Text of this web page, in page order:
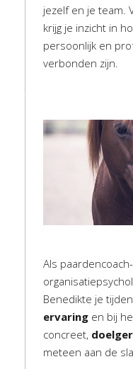
jezelf en je team.
krijg je inzicht in
persoonlijk en
verbonden zijn.
Als
Benedikte je
ervaring en bij
concreet,
meteen aan de